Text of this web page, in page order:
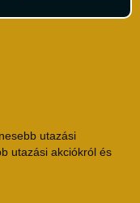
utazási
utazási akciókról és